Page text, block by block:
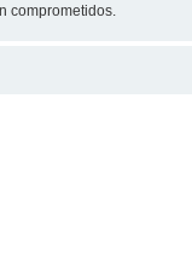
comprometidos.